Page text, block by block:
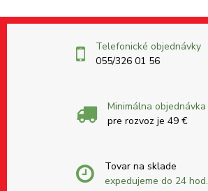
Telefonické objednávky
055/326 01 56
Minimálna objednávka
pre rozvoz je 49 €
Tovar na sklade
expedujeme do 24 hod.